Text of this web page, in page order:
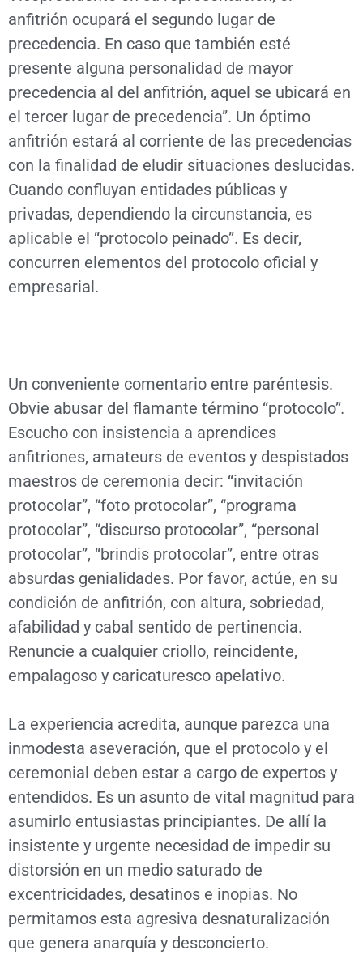
anfitrión ocupará el segundo lugar de
precedencia. En caso que también esté
presente alguna personalidad de mayor
precedencia al del anfitrión, aquel se ubicará en
el tercer lugar de precedencia”. Un óptimo
anfitrión estará al corriente de las precedencias
con la finalidad de eludir situaciones deslucidas.
Cuando confluyan entidades públicas y
privadas, dependiendo la circunstancia, es
aplicable el “protocolo peinado”. Es decir,
concurren elementos del protocolo oficial y
empresarial.
Un conveniente comentario entre paréntesis.
Obvie abusar del flamante término “protocolo”.
Escucho con insistencia a aprendices
anfitriones, amateurs de eventos y despistados
maestros de ceremonia decir: “invitación
protocolar”, “foto protocolar”, “programa
protocolar”, “discurso protocolar”, “personal
protocolar”, “brindis protocolar”, entre otras
absurdas genialidades. Por favor, actúe, en su
condición de anfitrión, con altura, sobriedad,
afabilidad y cabal sentido de pertinencia.
Renuncie a cualquier criollo, reincidente,
empalagoso y caricaturesco apelativo.
La experiencia acredita, aunque parezca una
inmodesta aseveración, que el protocolo y el
ceremonial deben estar a cargo de expertos y
entendidos. Es un asunto de vital magnitud para
asumirlo entusiastas principiantes. De allí la
insistente y urgente necesidad de impedir su
distorsión en un medio saturado de
excentricidades, desatinos e inopias. No
permitamos esta agresiva desnaturalización
que genera anarquía y desconcierto.